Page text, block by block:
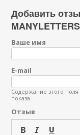
Добавить
Ваше имя
E-mail
Содержание этого
показа.
Отзыв